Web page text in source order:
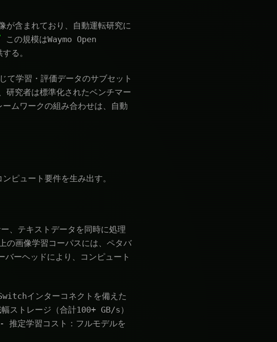
含まれており、自動運転研究に
この規模はWaymo Open
る。
学習・評価データのサブセット
研究者は標準化されたベンチマー
ムワークの組み合わせは、自動
ピュート要件を生み出す。
、テキストデータを同時に処理
の画像学習コーパスには、ペタバ
ーヘッドにより、コンピュート
インターコネクトを備えた
ストレージ（合計100+ GB/s）
推定学習コスト：フルモデルを